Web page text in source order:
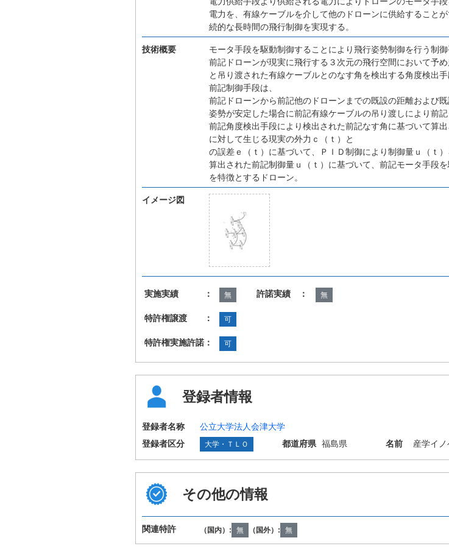
電力を、有線ケーブルを介して他のドローンに供給すること
続的な長時間の飛行制御を実現する。
技術概要
モータ手段を駆動制御することにより飛行姿勢制御を行う制
前記ドローンが現実に飛行する３次元の飛行空間において予
と吊り渡された有線ケーブルとのなす角を検出する角度検出手
前記制御手段は、
前記ドローンから前記他のドローンまでの既設の距離および
姿勢が安定した場合に前記有線ケーブルの吊り渡しにより前
前記角度検出手段により検出された前記なす角に基づいて算
に対して生じる現実の外力ｃ（ｔ）と
の誤差ｅ（ｔ）に基づいて、ＰＩＤ制御により制御量ｕ（ｔ）
算出された前記制御量ｕ（ｔ）に基づいて、前記モータ手段
を特徴とするドローン。
イメージ図
実施実績 ： 無 許諾実績 ： 無
特許権譲渡 ： 可
特許権実施許諾： 可
登録者情報
登録者名称
公立大学法人会津大学
登録者区分
大学・ＴＬＯ 都道府県 福島県 名前 産学イ
その他の情報
国際特許分類
（IPC第8版）
B64C13/18 B64C27/08 B64C27/68 B64C29/00 B64C39/02